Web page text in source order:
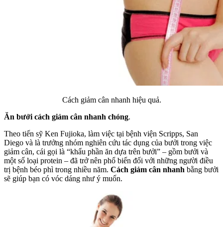
Cách giảm cân nhanh hiệu quả.
Ăn bưởi cách giảm cân nhanh chóng.
Theo tiến sỹ Ken Fujioka, làm việc tại bệnh viện Scripps, San
Diego và là trưởng nhóm nghiên cứu tác dụng của bưởi trong việc
giảm cân, cái gọi là “khẩu phần ăn dựa trên bưởi” – gồm bưởi và
một số loại protein – đã trở nên phổ biến đối với những người điều
trị bệnh béo phì trong nhiều năm. Cách giảm cân nhanh bằng bưởi
sẽ giúp bạn có vóc dáng như ý muốn.